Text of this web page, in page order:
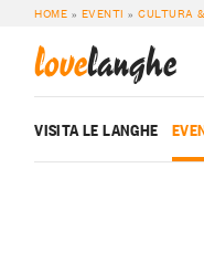
HOME » EVENTI »CULTURA
lovelanghe
VISITA LE LANGHE